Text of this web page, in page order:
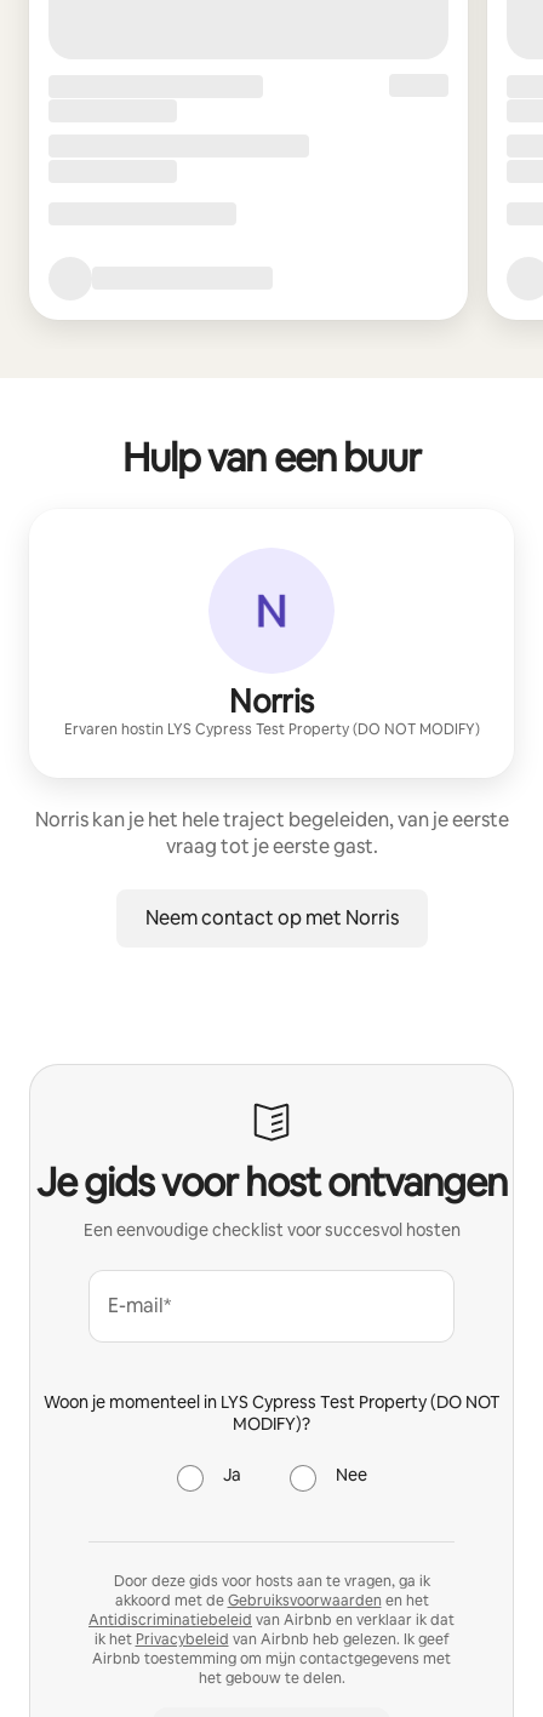
Hulp van een buur
Norris
Ervaren hostin LYS Cypress Test Property (DO NOT MODIFY)
Norris kan je het hele traject begeleiden, van je eerste
vraag tot je eerste gast.
Neem contact op met Norris
Je gids voor host ontvangen
Een eenvoudige checklist voor succesvol hosten
E-mail*
Woon je momenteel in LYS Cypress Test Property (DO NOT
MODIFY)?
Ja Nee
Door deze gids voor hosts aan te vragen, ga ik
akkoord met deGebruiksvoorwaarden en het
Antidiscriminatiebeleid van Airbnb en verklaar ik dat
ik het Privacybeleid van Airbnb heb gelezen. Ik geef
Airbnb toestemming om mijn contactgegevens met
het gebouw te delen.